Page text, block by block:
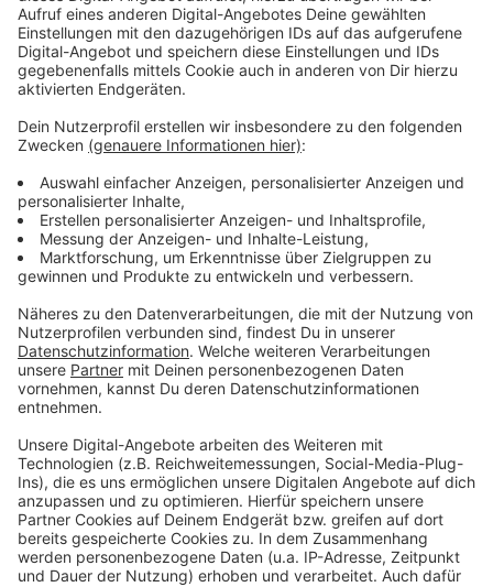
Innenminister Herbert Reul. Die Aufgabe der neuen
Kriminalinspektion Cybercrime ist es, im Falle eines
Hackerangriffs schnell die Ermittlungen zu
unterstützen. Mit moderner Ausstattung und speziell
geschulten Beamten. So sollen z.B. die Folgen von
Cyberattacken eingedämmt und Täter schneller
ist für diese Art der modernen Kriminalität oft nicht
ausreichend gewappnet. Die neue Abteilung kümmert
sich z.B. aktuell um die Ermittlungen im Fall eines
internen Hackerangriffs auf ein Bocholter
Berufskolleg. Dort steht ein Schüler im Verdacht sich
Zugriff zu dem IT-System verschafft und Daten
abgegriffen zu haben.
Anzeige
Anzeige